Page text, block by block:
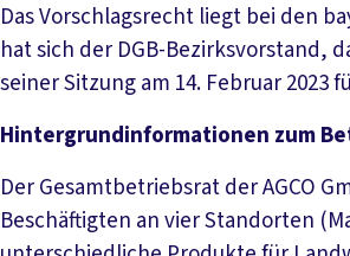
Das Vorschlagsrecht liegt bei den
hat sich der DGB-Bezirksvorstand,
seiner Sitzung am 14. Februar 2023
Hintergrundinformationen zum
Der Gesamtbetriebsrat der AGCO
Beschäftigten an vier Standorten